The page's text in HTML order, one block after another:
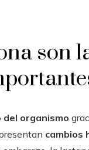
son
del organismo
cambios